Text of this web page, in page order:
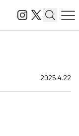
2025.4.22